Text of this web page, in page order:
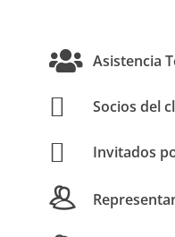
Asistencia
Socios del
Invitados